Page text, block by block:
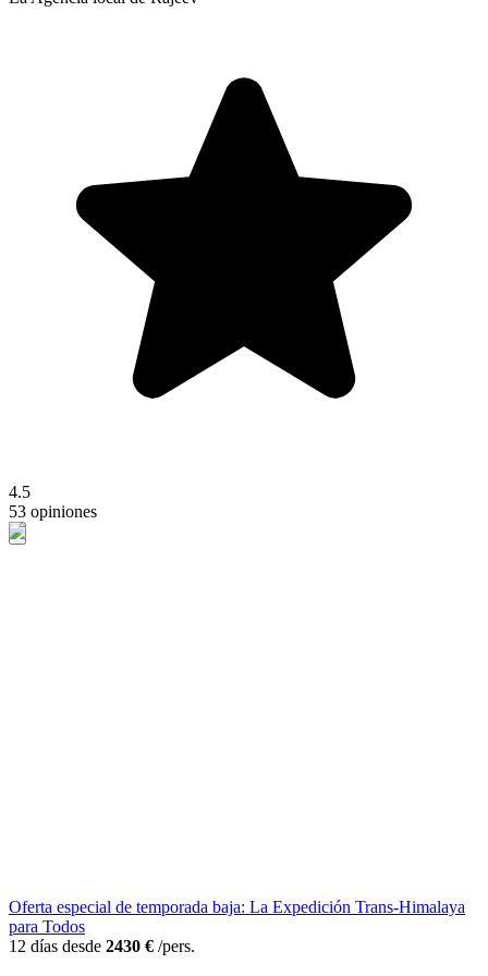
4.5
53 opiniones
Oferta especial de temporada baja: La Expedición Trans-Himalaya
para Todos
12 días desde 2430 € /pers.